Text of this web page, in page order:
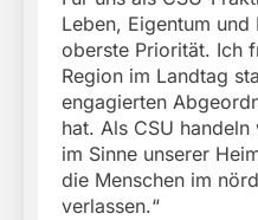
Leben, Eigentum
oberste Priorität. Ich
Region im Landtag
engagierten
hat. Als CSU
im Sinne unserer
die Menschen im
verlassen.“